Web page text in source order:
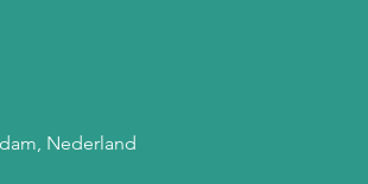
Nederland